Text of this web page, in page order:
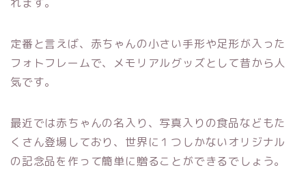
定番と言えば、赤ちゃんの小さい手形や足形が入った
フォトフレームで、メモリアルグッズとして昔から人
気です。
最近では赤ちゃんの名入り、写真入りの食品などもた
くさん登場しており、世界に１つしかないオリジナル
の記念品を作って簡単に贈ることができるでしょう。